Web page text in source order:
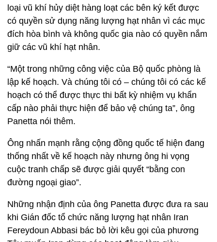
loại vũ khí hủy diệt hàng loạt các bên ký kết được
có quyền sử dụng năng lượng hạt nhân vì các mục
đích hòa bình và không quốc gia nào có quyền nắm
giữ các vũ khí hạt nhân.
“Một trong những công việc của Bộ quốc phòng là
lập kế hoạch. Và chúng tôi có – chúng tôi có các kế
hoạch có thể được thực thi bất kỳ nhiệm vụ khẩn
cấp nào phải thực hiện để bảo vệ chúng ta”, ông
Panetta nói thêm.
Ông nhấn mạnh rằng cộng đồng quốc tế hiện đang
thống nhất về kế hoạch này nhưng ông hi vọng
cuộc tranh chấp sẽ được giải quyết “bằng con
đường ngoại giao”.
Những nhận định của ông Panetta được đưa ra sau
khi Gián đốc tổ chức năng lượng hạt nhân Iran
Fereydoun Abbasi bác bỏ lời kêu gọi của phương